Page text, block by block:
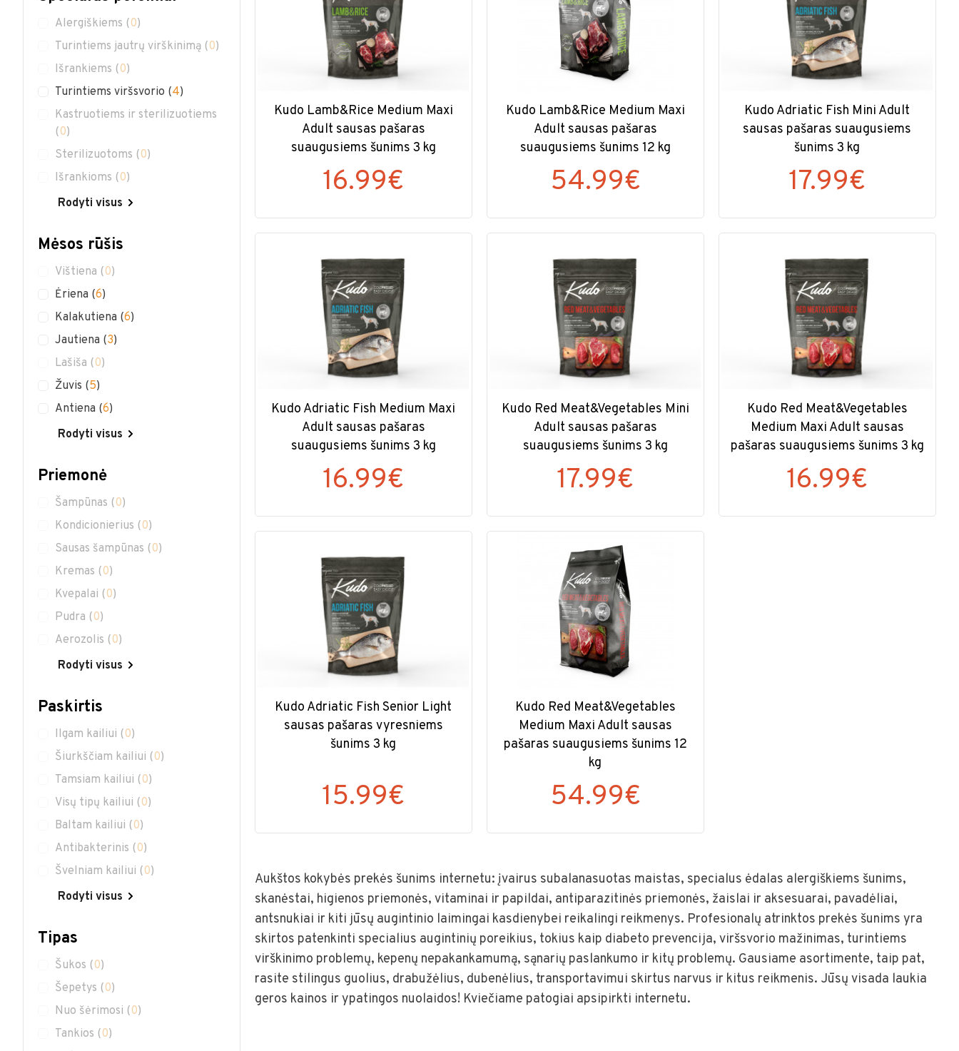
Alergiškiems (0)
Turintiems jautrų virškinimą (0)
Išrankiems (0)
Turintiems viršsvorio (4)
Kastruotiems ir sterilizuotiems
(0)
Sterilizuotoms (0)
Išrankioms (0)
Rodyti visus
Mėsos rūšis
Vištiena (0)
Ėriena (6)
Kalakutiena (6)
Jautiena (3)
Lašiša (0)
Žuvis (5)
Antiena (6)
Rodyti visus
Priemonė
Šampūnas (0)
Kondicionierius (0)
Sausas šampūnas (0)
Kremas (0)
Kvepalai (0)
Pudra (0)
Aerozolis (0)
Rodyti visus
Paskirtis
Ilgam kailiui (0)
Šiurkščiam kailiui (0)
Tamsiam kailiui (0)
Visų tipų kailiui (0)
Baltam kailiui (0)
Antibakterinis (0)
Švelniam kailiui (0)
Rodyti visus
Tipas
Šukos (0)
Šepetys (0)
Nuo šėrimosi (0)
Tankios (0)
Kudo Lamb&Rice Medium Maxi
Adult sausas pašaras
suaugusiems šunims 3 kg
16.99€
Kudo Lamb&Rice Medium Maxi
Adult sausas pašaras
suaugusiems šunims 12 kg
54.99€
Kudo Adriatic Fish Mini Adult
sausas pašaras suaugusiems
šunims 3 kg
17.99€
Kudo Adriatic Fish Medium Maxi
Adult sausas pašaras
suaugusiems šunims 3 kg
16.99€
Kudo Red Meat&Vegetables Mini
Adult sausas pašaras
suaugusiems šunims 3 kg
17.99€
Kudo Red Meat&Vegetables
Medium Maxi Adult sausas
pašaras suaugusiems šunims 3 kg
16.99€
Kudo Adriatic Fish Senior Light
sausas pašaras vyresniems
šunims 3 kg
15.99€
Kudo Red Meat&Vegetables
Medium Maxi Adult sausas
pašaras suaugusiems šunims 12
kg
54.99€
Aukštos kokybės prekės šunims internetu: įvairus subalanasuotas maistas, specialus ėdalas alergiškiems šunims,
skanėstai, higienos priemonės, vitaminai ir papildai, antiparazitinės priemonės, žaislai ir aksesuarai, pavadėliai,
antsnukiai ir kiti jūsų augintinio laimingai kasdienybei reikalingi reikmenys. Profesionalų atrinktos prekės šunims yra
skirtos patenkinti specialius augintinių poreikius, tokius kaip diabeto prevencija, viršsvorio mažinimas, turintiems
virškinimo problemų, kepenų nepakankamumą, sąnarių paslankumo ir kitų problemų. Gausiame asortimente, taip pat,
rasite stilingus guolius, drabužėlius, dubenėlius, transportavimui skirtus narvus ir kitus reikmenis. Jūsų visada laukia
geros kainos ir ypatingos nuolaidos! Kviečiame patogiai apsipirkti internetu.